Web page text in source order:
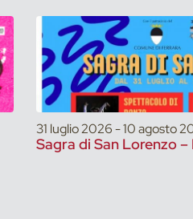
31 luglio 2026 - 10 agosto
Sagra di San Lorenzo –